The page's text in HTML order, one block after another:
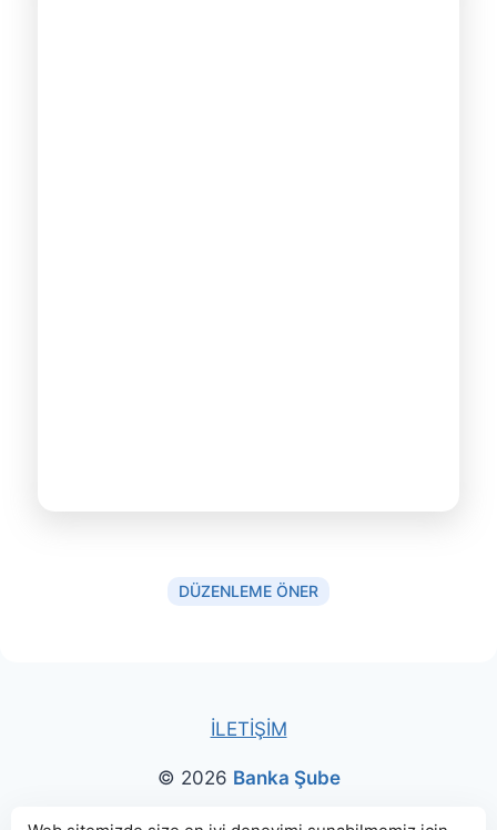
DÜZENLEME ÖNER
İLETİŞİM
© 2026 Banka Şube